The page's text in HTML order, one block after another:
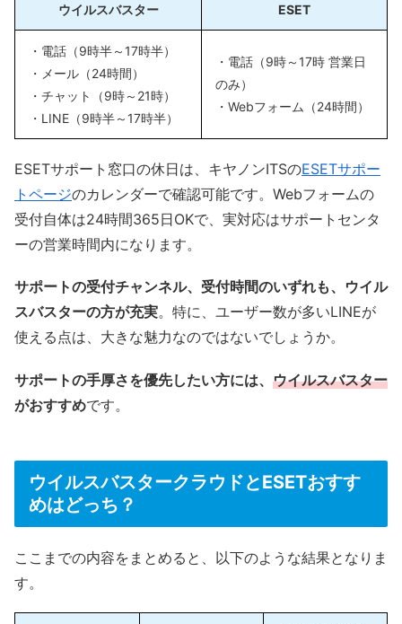
ウイルスバスター ESET
・電話（9時半～17時半）
・メール（24時間）
・チャット（9時～21時）
・LINE（9時半～17時半）
・電話（9時～17時 営業日
のみ）
・Webフォーム（24時間）
ESETサポート窓口の休日は、キヤノンITSのESETサポー
トページのカレンダーで確認可能です。Webフォームの
受付自体は24時間365日OKで、実対応はサポートセンタ
ーの営業時間内になります。
サポートの受付チャンネル、受付時間のいずれも、ウイル
スバスターの方が充実。特に、ユーザー数が多いLINEが
使える点は、大きな魅力なのではないでしょうか。
サポートの手厚さを優先したい方には、 ウイルスバスター
がおすすめです。
ウイルスバスタークラウドとESETおすす
めはどっち？
ここまでの内容をまとめると、以下のような結果となりま
す。